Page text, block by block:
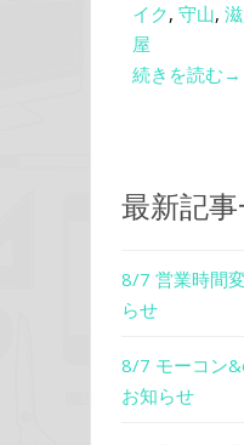
イク, 守山,
屋
続きを読む→
最新記
8/7 営業時間
らせ
8/7 モーコン
お知らせ